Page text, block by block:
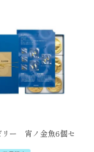
リー 宵ノ金魚6個セ